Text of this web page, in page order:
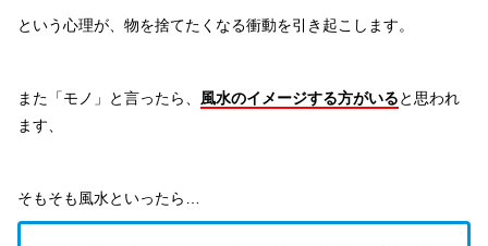
という心理が、物を捨てたくなる衝動を引き起こします。
また「モノ」と言ったら、 風水のイメージする方がいると思われ
ます、
そもそも風水といったら…